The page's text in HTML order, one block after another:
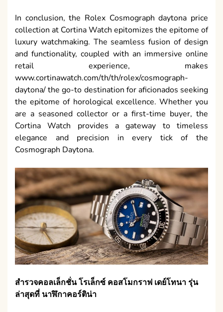
In conclusion, the Rolex Cosmograph daytona price
collection at Cortina Watch epitomizes the epitome of
luxury watchmaking. The seamless fusion of design
and functionality, coupled with an immersive online
retail experience, makes
www.cortinawatch.com/th/th/rolex/cosmograph-
daytona/ the go-to destination for aficionados seeking
the epitome of horological excellence. Whether you
are a seasoned collector or a first-time buyer, the
Cortina Watch provides a gateway to timeless
elegance and precision in every tick of the
Cosmograph Daytona.
สำรวจคอลเล็กชั่นโรเล็กซ์ คอสโมกราฟ เดย์โทนารุ่น
ล่าสุดที่ นาฬิกาคอร์ติน่า